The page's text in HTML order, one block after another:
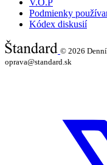
Podmienky
Kódex diskusií
© 2026
oprava@standard.sk